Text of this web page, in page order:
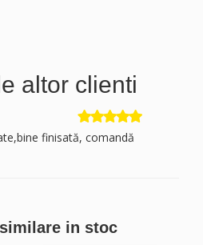
altor clienti
finisată, comandă
in stoc